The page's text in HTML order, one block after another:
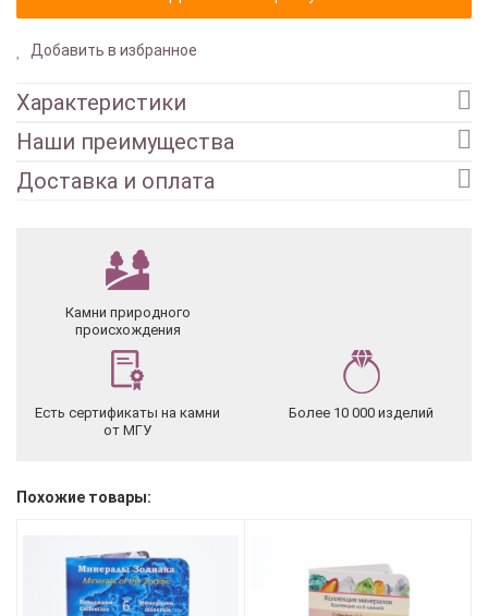
Добавить в избранное
Характеристики
Наши преимущества
Доставка и оплата
Камни природного
происхождения
Есть сертификаты на камни
от МГУ
Более 10 000 изделий
Похожие товары: